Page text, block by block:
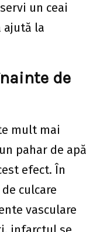
un ceai
ajută la
de
mult mai
pahar de apă
efect. În
culcare
vasculare